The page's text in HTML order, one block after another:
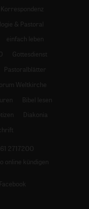
& Pastoral
einfach leben
Gottesdienst
Pastoralblätter
Weltkirche
Bibel lesen
Diakonia
2717200
online kündigen
Facebook